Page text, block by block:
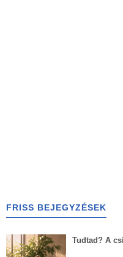
FRISS BEJEGYZÉSEK
Tudtad? A